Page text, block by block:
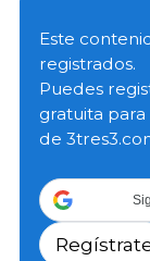
para el
crecimiento
demanda de
Gracias a este
manejo
lo que ha
productivos.
Este
registrados.
Puedes
gratuita
de